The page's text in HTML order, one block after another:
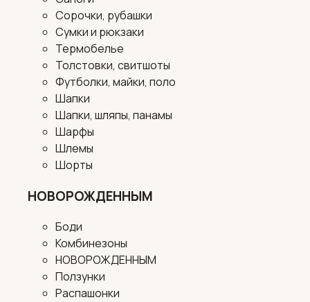
Сорочки, рубашки
Сумки и рюкзаки
Термобелье
Толстовки, свитшоты
Футболки, майки, поло
Шапки
Шапки, шляпы, панамы
Шарфы
Шлемы
Шорты
НОВОРОЖДЕННЫМ
Боди
Комбинезоны
НОВОРОЖДЕННЫМ
Ползунки
Распашонки